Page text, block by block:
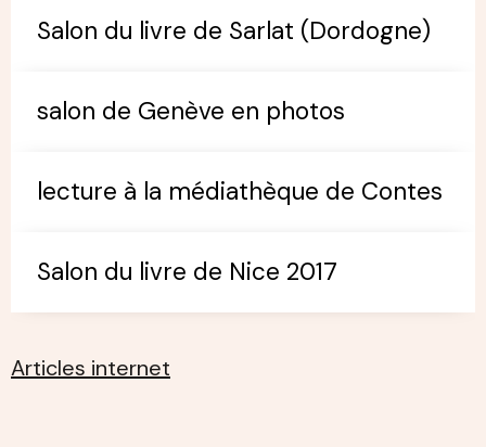
Salon du livre de Sarlat (Dordogne)
salon de Genève en photos
lecture à la médiathèque de Contes
Salon du livre de Nice 2017
Articles internet